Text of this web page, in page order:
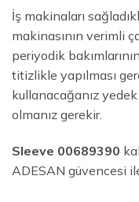
İş makinaları
makinasının verimli
periyodik
titizlikle yapılması
kullanacağanız
olmanız gerekir.
Sleeve 00689390
ADESAN güvencesi